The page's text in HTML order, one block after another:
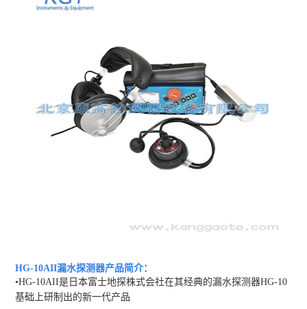
HG-10AII漏水探测器产品简介：
•HG-10AII是日本富士地探株式会社在其经典的漏水探测器HG-10
基础上研制出的新一代产品